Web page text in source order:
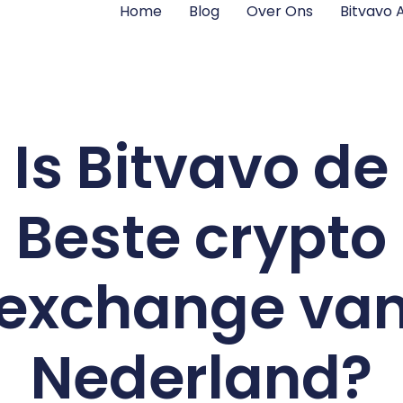
Home Blog Over Ons Bitvavo
Is Bitvavo de
Beste crypto
Nederland?